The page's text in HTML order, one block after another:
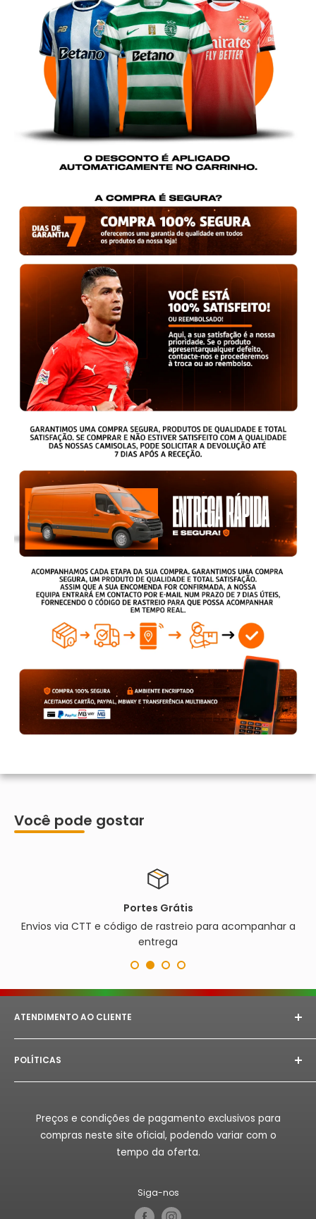
Você pode gostar
Portes Grátis
Envios via CTT e código de rastreio para acompanhar a
entrega
ATENDIMENTO AO CLIENTE
E-mail:astorept@outlook.com
Whatsapp:
Horário de Atendimento:Segunda à Sex das 08h as
POLÍTICAS
Aviso Legal
Politica de Reembolso
Preços e condições de pagamento exclusivos para
compras neste site oficial, podendo variar com o
tempo da oferta.
Siga-nos